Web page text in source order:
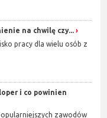
na chwilę czy...
pracy dla wielu osób z
i co powinien
zawodów